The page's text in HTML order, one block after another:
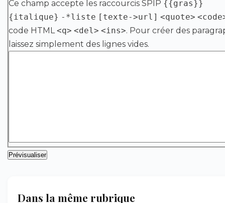
Ce champ accepte les raccourcis SPIP {{gras}}
{italique} -*liste [texte->url] <quote>
code HTML<q> <del> <ins>. Pour créer des
laissez simplement des lignes vides.
Dans la même rubrique